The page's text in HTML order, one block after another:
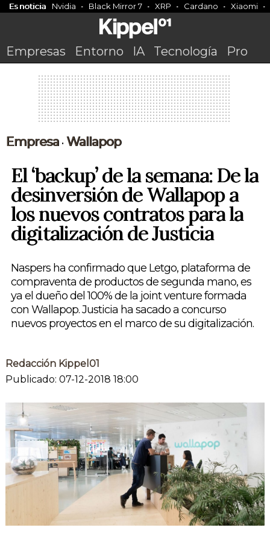
Es noticia Nvidia Black Mirror 7 XRP Cardano Xiaomi
Empresas Entorno IA Tecnología Pro
Empresa• Wallapop
El ‘backup’ de la semana: De la
desinversión de Wallapop a
los nuevos contratos para la
digitalización de Justicia
Naspers ha confirmado que Letgo, plataforma de
compraventa de productos de segunda mano, es
ya el dueño del 100% de la joint venture formada
con Wallapop. Justicia ha sacado a concurso
nuevos proyectos en el marco de su digitalización.
Redacción Kippel01
Publicado: 07-12-2018 18:00